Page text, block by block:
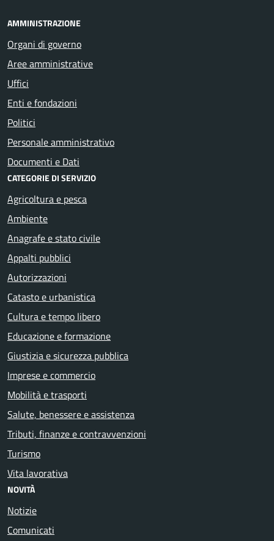
AMMINISTRAZIONE
Organi di governo
Aree amministrative
Uffici
Enti e fondazioni
Politici
Personale amministrativo
Documenti e Dati
CATEGORIE DI SERVIZIO
Agricoltura e pesca
Ambiente
Anagrafe e stato civile
Appalti pubblici
Autorizzazioni
Catasto e urbanistica
Cultura e tempo libero
Educazione e formazione
Giustizia e sicurezza pubblica
Imprese e commercio
Mobilità e trasporti
Salute, benessere e assistenza
Tributi, finanze e contravvenzioni
Turismo
Vita lavorativa
NOVITÀ
Notizie
Comunicati